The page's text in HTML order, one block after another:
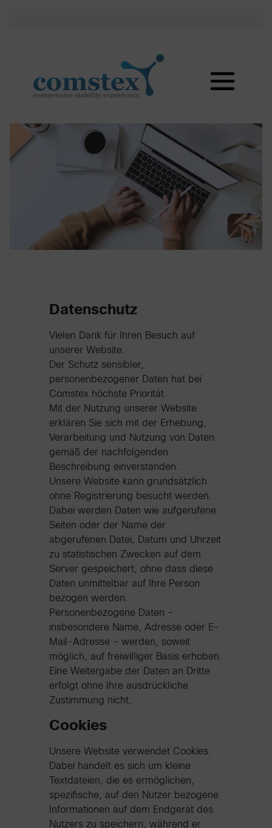
Datenschutz
Vielen Dank für Ihren Besuch auf
unserer Website.
Der Schutz sensibler,
personenbezogener Daten hat bei
Comstex höchste Priorität.
Mit der Nutzung unserer Website
erklären Sie sich mit der Erhebung,
Verarbeitung und Nutzung von Daten
gemäß der nachfolgenden
Beschreibung einverstanden.
Unsere Website kann grundsätzlich
ohne Registrierung besucht werden.
Dabei werden Daten wie aufgerufene
Seiten oder der Name der
abgerufenen Datei, Datum und Uhrzeit
zu statistischen Zwecken auf dem
Server gespeichert, ohne dass diese
Daten unmittelbar auf Ihre Person
bezogen werden.
Personenbezogene Daten –
insbesondere Name, Adresse oder E-
Mail-Adresse – werden, soweit
möglich, auf freiwilliger Basis erhoben.
Eine Weitergabe der Daten an Dritte
erfolgt ohne Ihre ausdrückliche
Zustimmung nicht.
Cookies
Unsere Website verwendet Cookies.
Dabei handelt es sich um kleine
Textdateien, die es ermöglichen,
spezifische, auf den Nutzer bezogene
Informationen auf dem Endgerät des
Nutzers zu speichern, während er